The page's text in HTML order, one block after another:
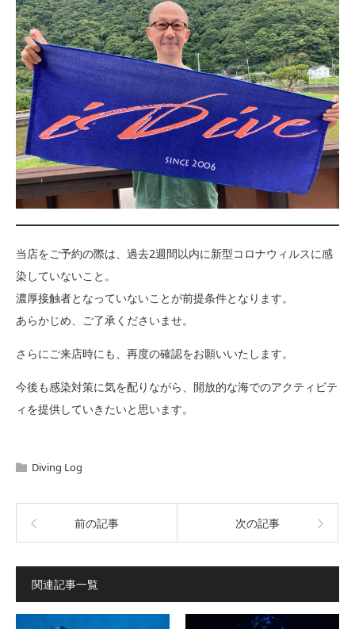
当店をご予約の際は、過去2週間以内に新型コロナウィルスに感
染していないこと。
濃厚接触者となっていないことが前提条件となります。
あらかじめ、ご了承くださいませ。
さらにご来店時にも、再度の確認をお願いいたします。
今後も感染対策に気を配りながら、開放的な海でのアクティビテ
ィを提供していきたいと思います。
Diving Log
前の記事 次の記事
関連記事一覧